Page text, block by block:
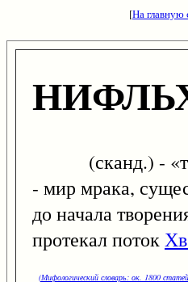
[На главную
(сканд.) -
- мир мрака,
до начала
протекал поток
(Мифологический словарь: ок. 1800